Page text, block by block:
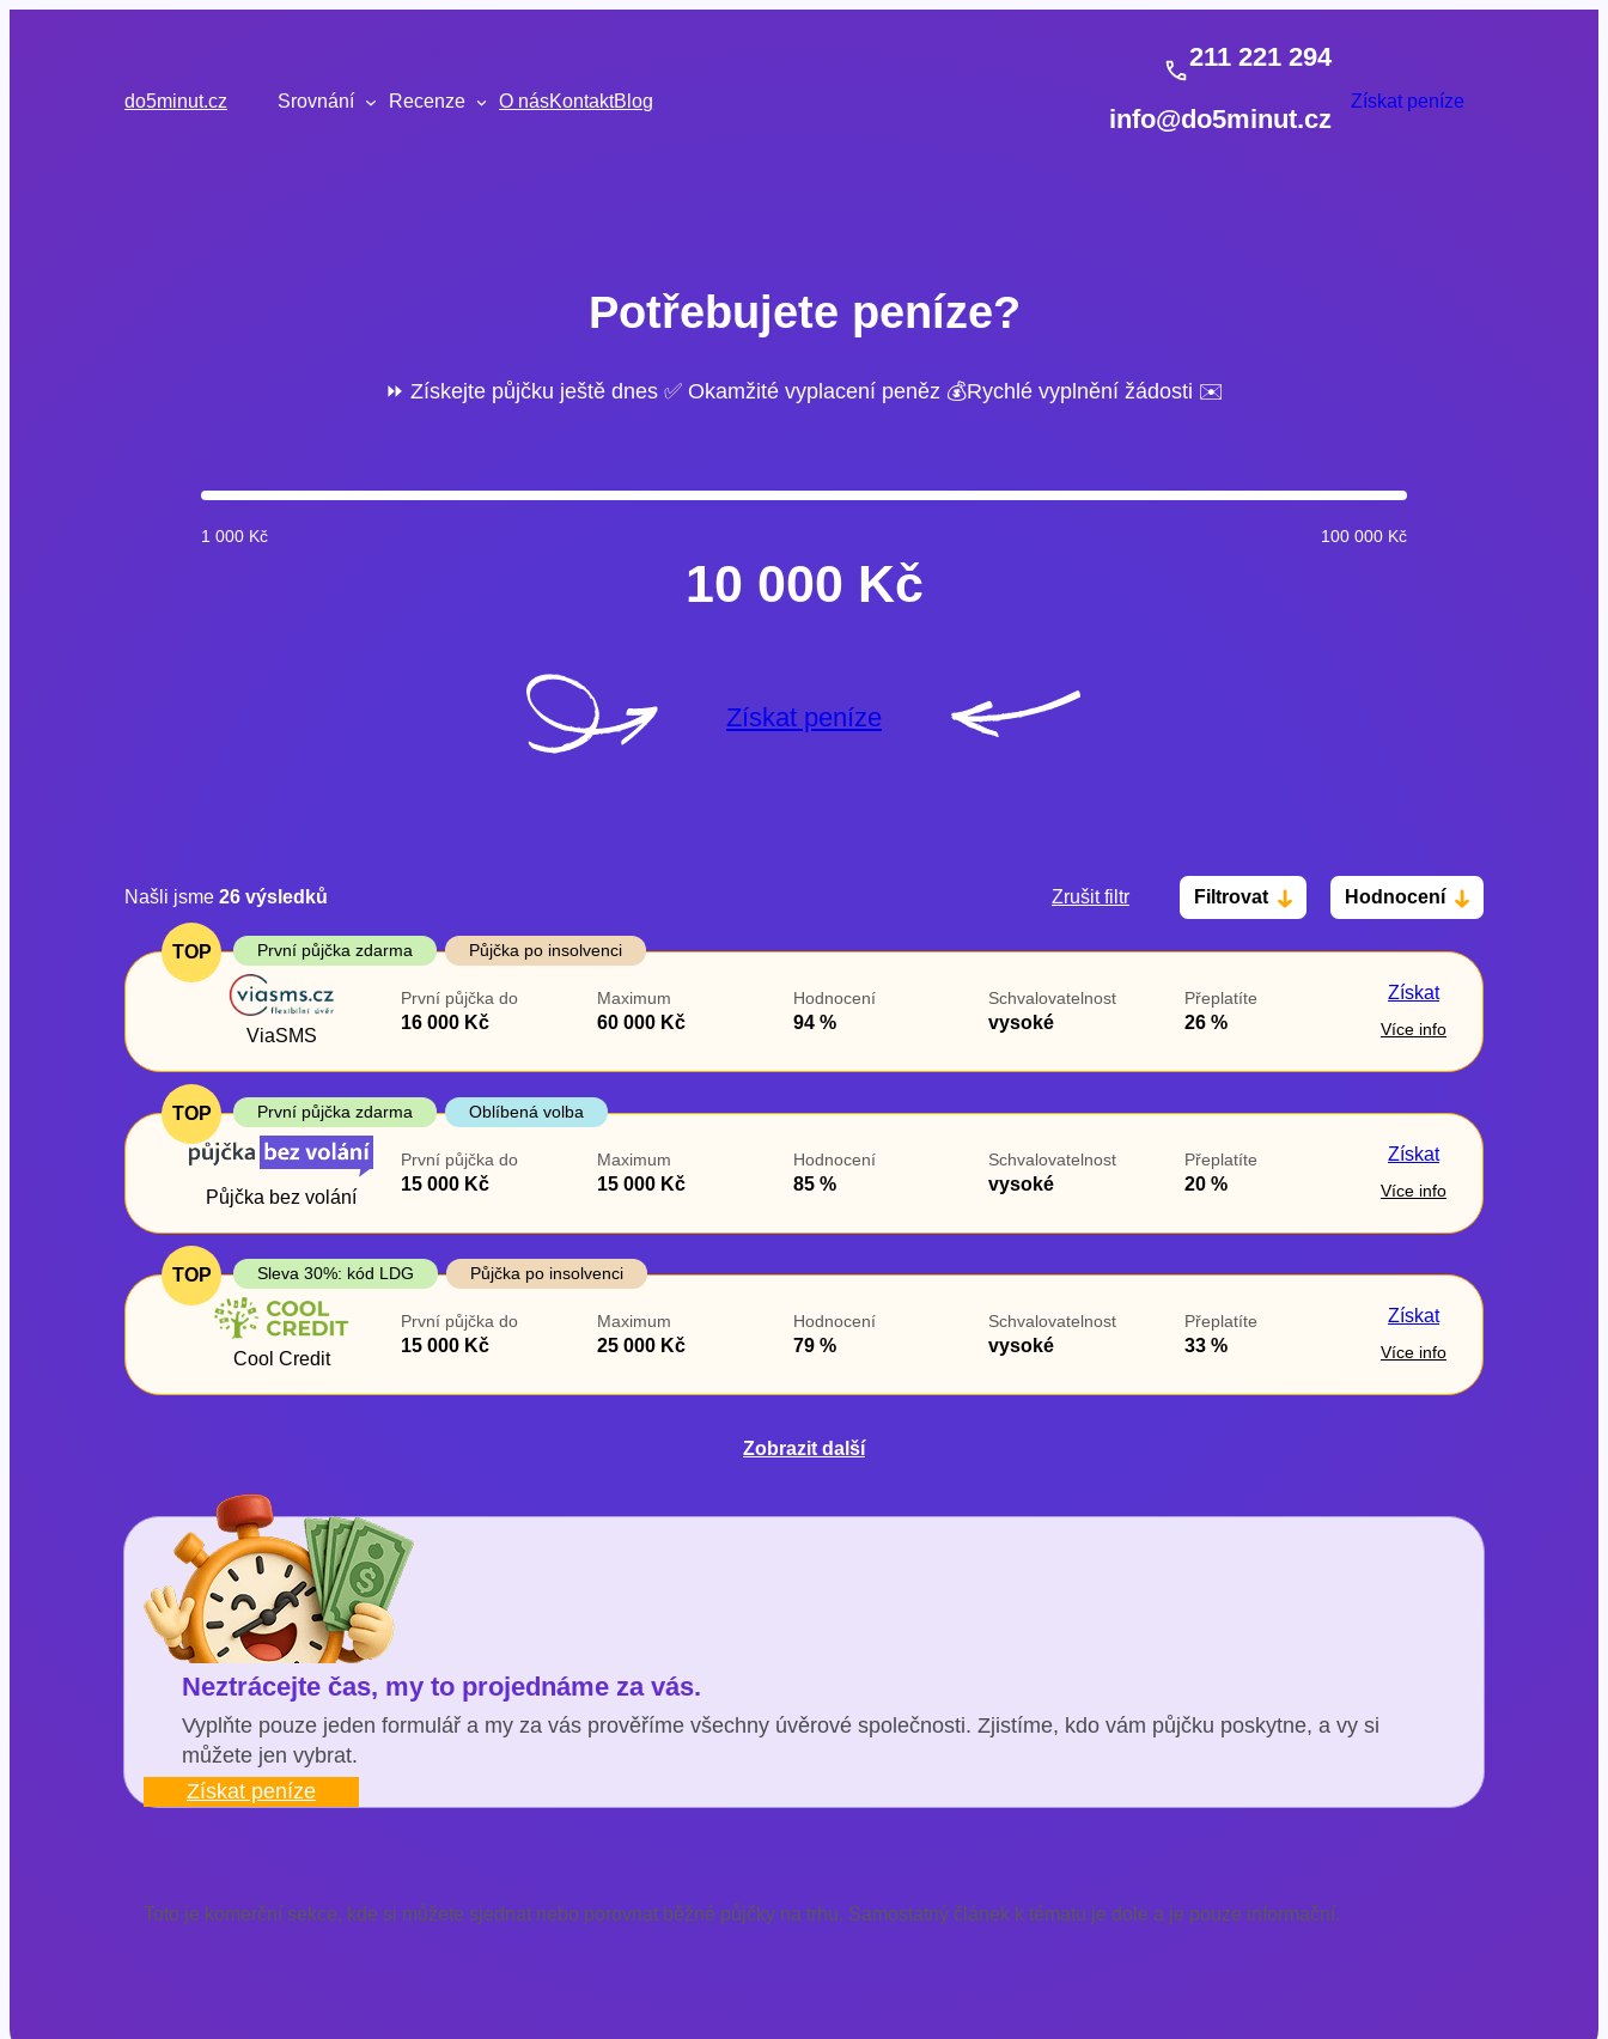
do5minut.cz
Srovnání Recenze O násKontaktBlog
211 221 294
info@do5minut.cz
Získat peníze
Potřebujete peníze?
⏩ Získejte půjčku ještě dnes ✅ Okamžité vyplacení peněz 💰Rychlé vyplnění žádosti ✉️
1 000 Kč 100 000 Kč
10 000 Kč
Získat peníze
Zrušit filtr Filtrovat Hodnocení
Cena
Od
První půjčka zdarma
ano
Našli jsme 26 výsledků
TOP První půjčka zdarma Půjčka po insolvenci
ViaSMS
První půjčka do
16 000 Kč
Maximum
60 000 Kč
Hodnocení
94 %
Schvalovatelnost
vysoké
Přeplatíte
26 %
Získat
Více info
TOP První půjčka zdarma Oblíbená volba
Půjčka bez volání
První půjčka do
15 000 Kč
Maximum
15 000 Kč
Hodnocení
85 %
Schvalovatelnost
vysoké
Přeplatíte
20 %
Získat
Více info
TOP Sleva 30%: kód LDG Půjčka po insolvenci
Cool Credit
První půjčka do
15 000 Kč
Maximum
25 000 Kč
Hodnocení
79 %
Schvalovatelnost
vysoké
Přeplatíte
33 %
Získat
Více info
Zobrazit další
Neztrácejte čas, my to projednáme za vás.
Vyplňte pouze jeden formulář a my za vás prověříme všechny úvěrové společnosti. Zjistíme, kdo vám půjčku poskytne, a vy si
můžete jen vybrat.
Získat peníze
Toto je komerční sekce, kde si můžete sjednat nebo porovnat běžné půjčky na trhu. Samostatný článek k tématu je dole a je pouze informační.